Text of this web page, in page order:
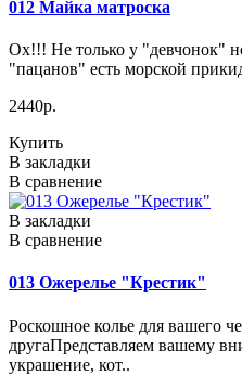
012 Майка матроска
Ох!!! Не только у "девчонок"
"пацанов" есть морской
2440р.
Купить
В закладки
В сравнение
В закладки
В сравнение
013 Ожерелье "Крестик"
Роскошное колье для вашего
другаПредставляем вашему
украшение, кот..